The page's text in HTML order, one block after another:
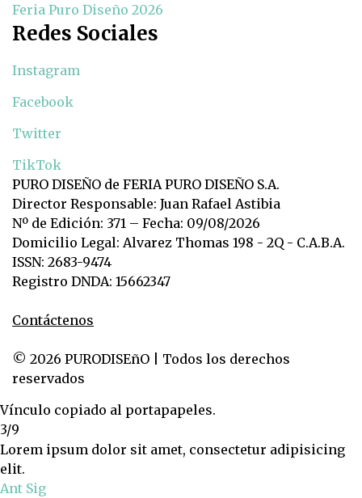
Feria Puro Diseño 2026
Redes Sociales
Instagram
Facebook
Twitter
TikTok
PURO DISEÑO de FERIA PURO DISEÑO S.A.
Director Responsable: Juan Rafael Astibia
Nº de Edición: 371 – Fecha: 09/08/2026
Domicilio Legal: Alvarez Thomas 198 - 2Q - C.A.B.A.
ISSN: 2683-9474
Registro DNDA: 15662347
Contáctenos
© 2026 PURODISEñO | Todos los derechos
reservados
Vínculo copiado al portapapeles.
3/9
Lorem ipsum dolor sit amet, consectetur adipisicing
elit.
Ant Sig